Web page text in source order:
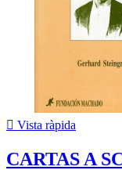
 Vista ràpida
CARTAS A